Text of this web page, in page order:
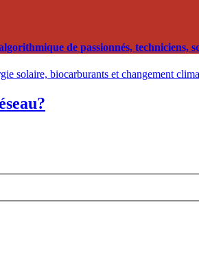
de passionnés,
solaire, biocarburants et changement